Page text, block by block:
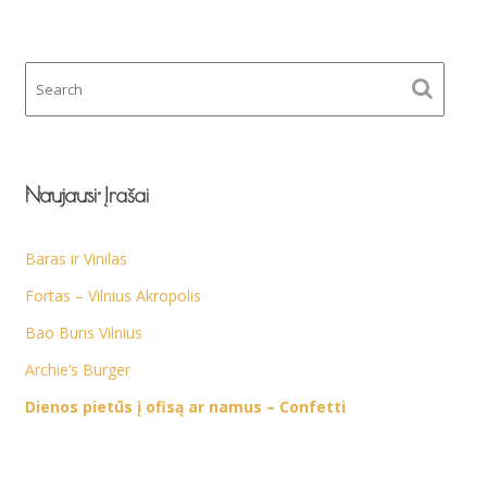
Naujausi Įrašai
Baras ir Vinilas
Fortas – Vilnius Akropolis
Bao Buns Vilnius
Archie’s Burger
Dienos pietūs į ofisą ar namus – Confetti